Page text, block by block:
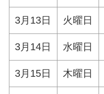
3月13日 火曜日
3月14日 水曜日
3月15日 木曜日